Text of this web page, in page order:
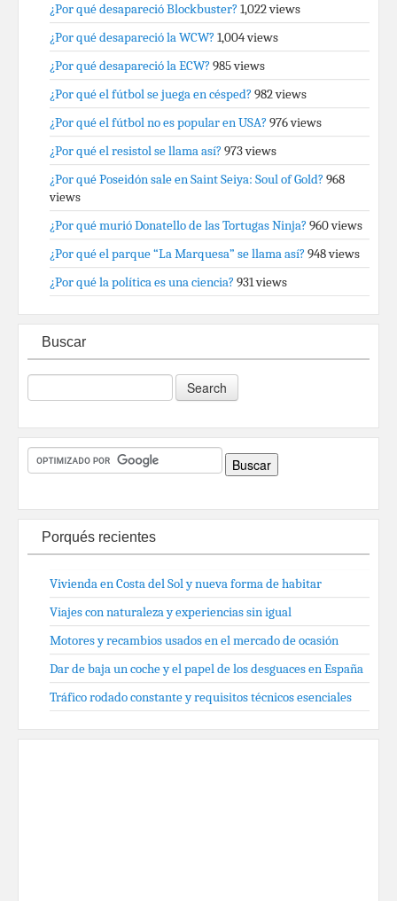
¿Por qué desapareció Blockbuster? 1,022 views
¿Por qué desapareció la WCW? 1,004 views
¿Por qué desapareció la ECW? 985 views
¿Por qué el fútbol se juega en césped? 982 views
¿Por qué el fútbol no es popular en USA? 976 views
¿Por qué el resistol se llama así? 973 views
¿Por qué Poseidón sale en Saint Seiya: Soul of Gold? 968
views
¿Por qué murió Donatello de las Tortugas Ninja? 960 views
¿Por qué el parque “La Marquesa” se llama así? 948 views
¿Por qué la política es una ciencia? 931 views
Buscar
Porqués recientes
Vivienda en Costa del Sol y nueva forma de habitar
Viajes con naturaleza y experiencias sin igual
Motores y recambios usados en el mercado de ocasión
Dar de baja un coche y el papel de los desguaces en España
Tráfico rodado constante y requisitos técnicos esenciales